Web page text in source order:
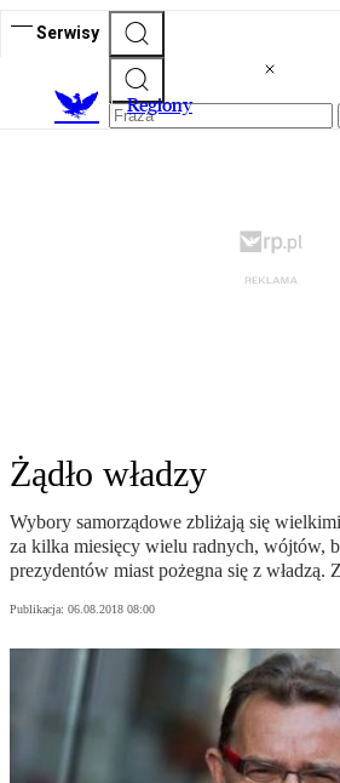
Serwisy
Regiony
Żądło władzy
Wybory samorządowe zbliżają się
za kilka miesięcy wielu radnych, wójtów,
prezydentów miast pożegna się z władzą.
Publikacja: 06.08.2018 08:00